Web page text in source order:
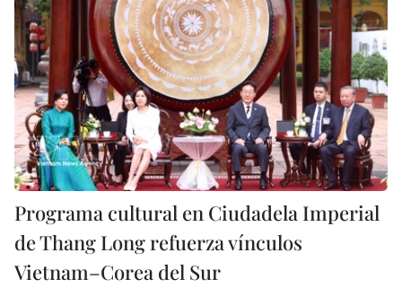
Programa cultural en Ciudadela Imperial
de Thang Long refuerza vínculos
Vietnam–Corea del Sur